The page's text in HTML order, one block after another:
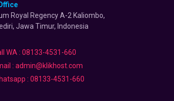
Royal Regency A-2 Kaliombo,
Jawa Timur, Indonesia
WA : 08133-4531-660
: admin@klikhost.com
: 08133-4531-660